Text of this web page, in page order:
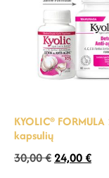
KYOLIC®
kapsulių
30,00€ 24,00€